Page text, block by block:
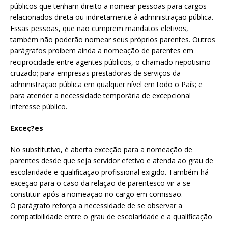
públicos que tenham direito a nomear pessoas para cargos
relacionados direta ou indiretamente à administração pública.
Essas pessoas, que não cumprem mandatos eletivos,
também não poderão nomear seus próprios parentes. Outros
parágrafos proíbem ainda a nomeação de parentes em
reciprocidade entre agentes públicos, o chamado nepotismo
cruzado; para empresas prestadoras de serviços da
administração pública em qualquer nível em todo o País; e
para atender a necessidade temporária de excepcional
interesse público.
Exceç?es
No substitutivo, é aberta exceção para a nomeação de
parentes desde que seja servidor efetivo e atenda ao grau de
escolaridade e qualificação profissional exigido. Também há
exceção para o caso da relação de parentesco vir a se
constituir após a nomeação no cargo em comissão.
O parágrafo reforça a necessidade de se observar a
compatibilidade entre o grau de escolaridade e a qualificação